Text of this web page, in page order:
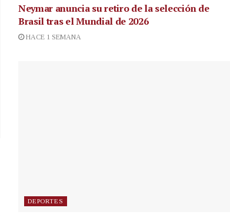
Neymar anuncia su retiro de la selección de
Brasil tras el Mundial de 2026
HACE 1 SEMANA
DEPORTES